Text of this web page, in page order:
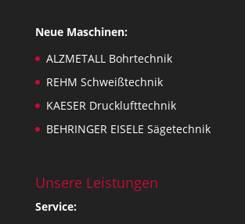
Neue Maschinen:
ALZMETALL Bohrtechnik
REHM Schweißtechnik
KAESER Drucklufttechnik
BEHRINGER EISELE Sägetechnik
Unsere Leistungen
Service: